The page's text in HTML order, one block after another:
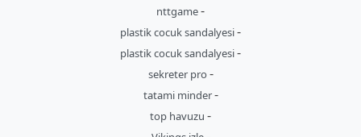
nttgame-
plastik cocuk sandalyesi-
plastik cocuk sandalyesi-
sekreter pro -
tatami minder-
top havuzu -